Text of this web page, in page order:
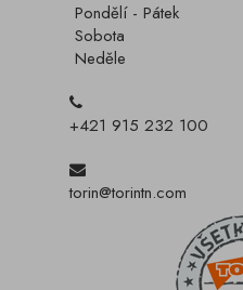
Pondělí - Pátek
Sobota
Neděle
+421 915 232 100
torin@torintn.com